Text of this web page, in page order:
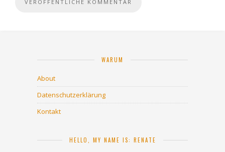
WARUM
About
Datenschutzerklärung
Kontakt
HELLO, MY NAME IS: RENATE